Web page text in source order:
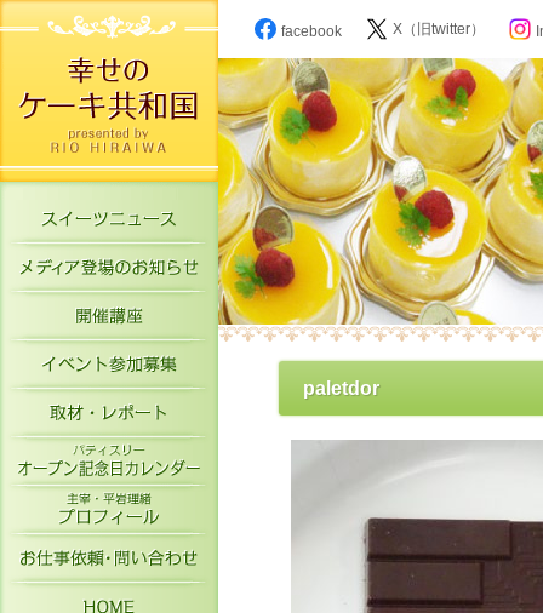
スイーツニュース
メディア登場のお知らせ
開催講座
イベント参加募集
取材・レポート
パティスリーオープン記念日カレン
お仕事依頼・お問い合わせ
facebook X（旧twitter）
paletdor